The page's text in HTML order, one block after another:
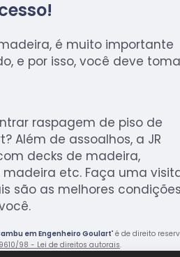
é muito importante
e por isso, você deve
raspagem de piso de
Além de assoalhos, a JR
decks de madeira,
etc. Faça uma
são as melhores condições
em Engenheiro Goulart" é de direito
98 - Lei de direitos autorais.